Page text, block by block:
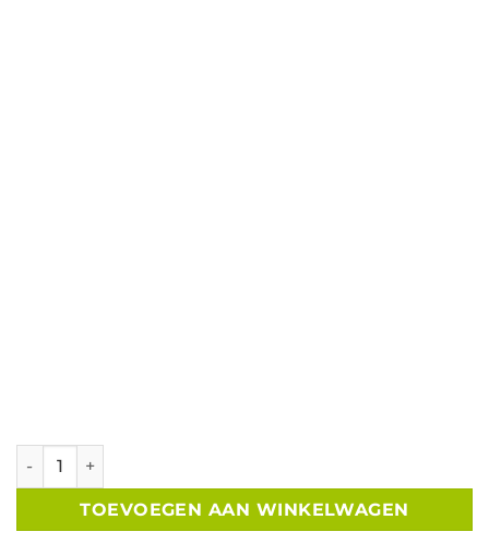
Tuinhuis zadeldak B250xD250cm met 85cm luifel aantal
TOEVOEGEN AAN WINKELWAGEN